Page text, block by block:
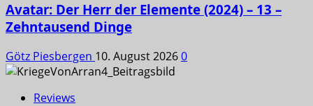
Avatar: Der Herr der Elemente (2024) – 13 –
Zehntausend Dinge
Götz Piesbergen 10. August 20260
Reviews